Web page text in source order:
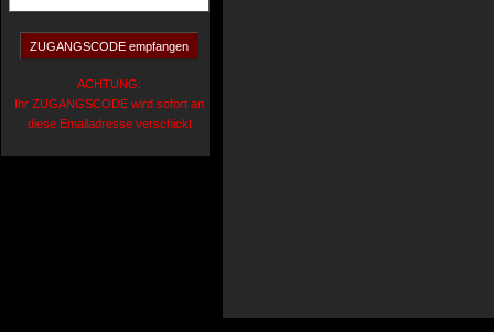
ACHTUNG:
Ihr ZUGANGSCODE wird sofort an
diese Emailadresse verschickt